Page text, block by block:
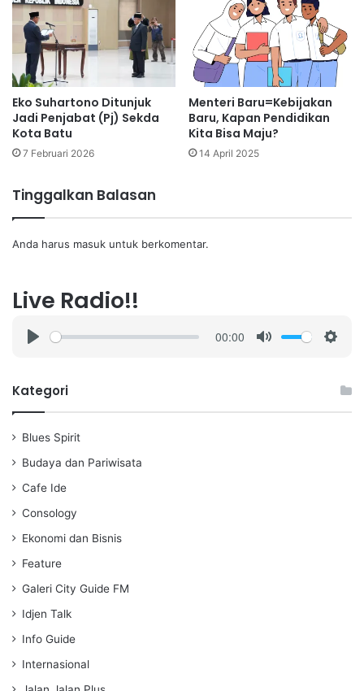
Eko Suhartono Ditunjuk
Jadi Penjabat (Pj) Sekda
Kota Batu
7 Februari 2026
Menteri Baru=Kebijakan
Baru, Kapan Pendidikan
Kita Bisa Maju?
14 April 2025
Tinggalkan Balasan
Anda harus masuk untuk berkomentar.
Live Radio!!
a
00:00
Kategori
Blues Spirit
Budaya dan Pariwisata
Cafe Ide
Consology
Ekonomi dan Bisnis
Feature
Galeri City Guide FM
Idjen Talk
Info Guide
Internasional